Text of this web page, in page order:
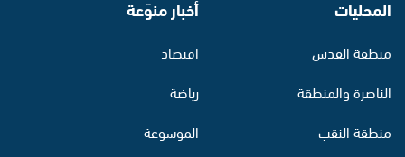
المحليات
منطقة القدس
الناصرة والمنطقة
منطقة النقب
أخبار منوّعة
اقتصاد
رياضة
الموسوعة